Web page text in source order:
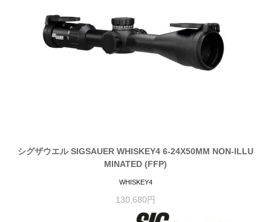
シグザウエル SIGSAUER WHISKEY4 6-24X50MM NON-ILLU
MINATED (FFP)
WHISKEY4
130,680円